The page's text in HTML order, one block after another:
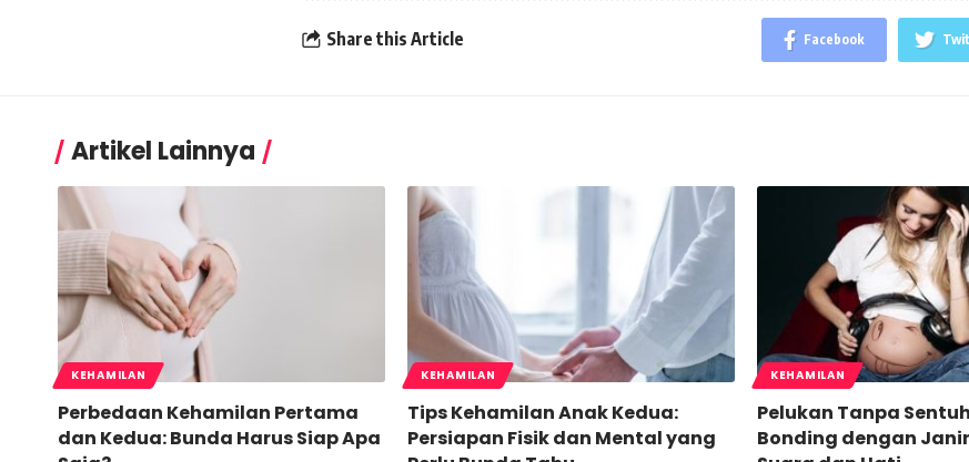
Share this Article Facebook
Artikel Lainnya
KEHAMILAN
Perbedaan Kehamilan Pertama
dan Kedua: Bunda Harus Siap Apa
KEHAMILAN
Tips Kehamilan Anak Kedua:
Persiapan Fisik dan Mental yang
KEHAMILAN
Pelukan Tanpa
Bonding dengan